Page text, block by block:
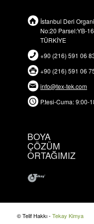
İstanbul Deri
No:20 Parsel:YB-
TÜRKİYE
+90 (216) 591 06
+90 (216) 591 06
info@tex-tek.com
P.tesi-Cuma: 9:00-
BOYA
ÇÖZÜM
ORTAĞIMIZ
© Telif Hakkı - Tekay Kimya